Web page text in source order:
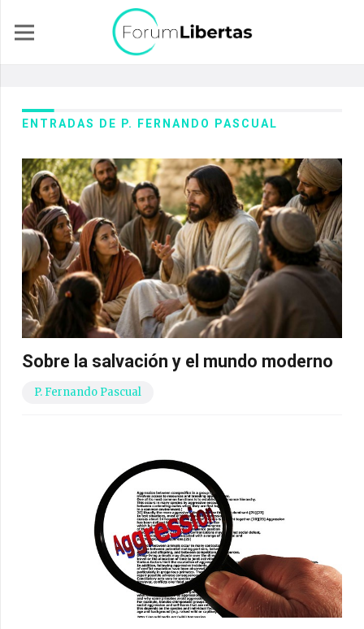
ENTRADAS DE P. FERNANDO PASCUAL
Sobre la salvación y el mundo moderno
P. Fernando Pascual